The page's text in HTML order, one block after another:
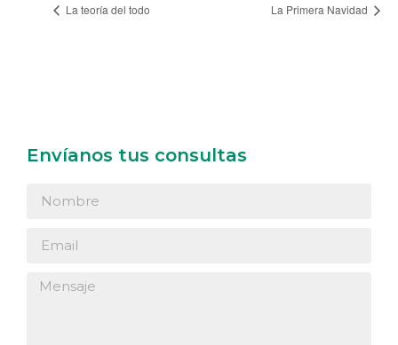
La teoría del todo La Primera Navidad
Envíanos tus consultas